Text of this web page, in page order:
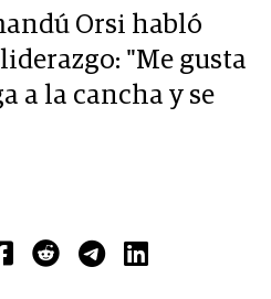
Orsi habló
"Me gusta
a la cancha y se